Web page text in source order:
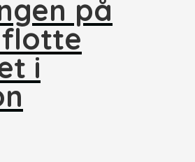
på
i